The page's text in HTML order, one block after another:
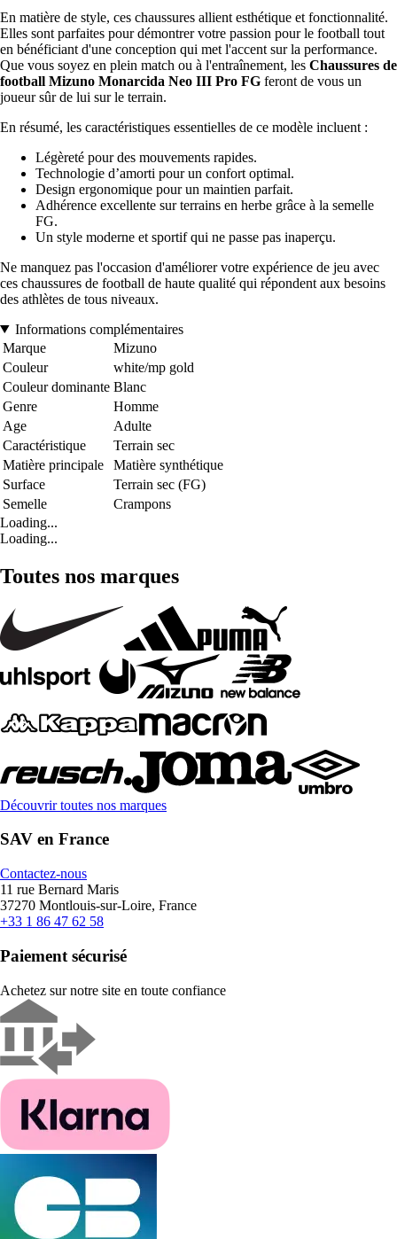
En matière de style, ces chaussures allient esthétique et fonctionnalité.
Elles sont parfaites pour démontrer votre passion pour le football tout
en bénéficiant d'une conception qui met l'accent sur la performance.
Que vous soyez en plein match ou à l'entraînement, les Chaussures de
football Mizuno Monarcida Neo III Pro FG feront de vous un
joueur sûr de lui sur le terrain.
En résumé, les caractéristiques essentielles de ce modèle incluent :
Légèreté pour des mouvements rapides.
Technologie d’amorti pour un confort optimal.
Design ergonomique pour un maintien parfait.
Adhérence excellente sur terrains en herbe grâce à la semelle
FG.
Un style moderne et sportif qui ne passe pas inaperçu.
Ne manquez pas l'occasion d'améliorer votre expérience de jeu avec
ces chaussures de football de haute qualité qui répondent aux besoins
des athlètes de tous niveaux.
Informations complémentaires
Marque
Mizuno
Couleur
white/mp gold
Couleur dominante Blanc
Genre
Homme
Age
Adulte
Caractéristique
Terrain sec
Matière principale
Matière synthétique
Surface
Terrain sec (FG)
Semelle
Crampons
Loading...
Loading...
Toutes nos marques
Découvrir toutes nos marques
SAV en France
Contactez-nous
11 rue Bernard Maris
37270 Montlouis-sur-Loire, France
+33 1 86 47 62 58
Paiement sécurisé
Achetez sur notre site en toute confiance